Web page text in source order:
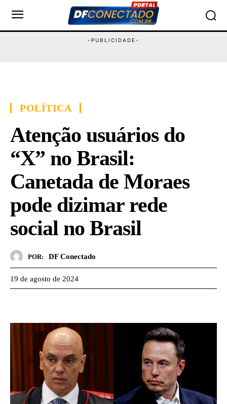
POLÍTICA
Atenção usuários do
“X” no Brasil:
Canetada de Moraes
pode dizimar rede
social no Brasil
POR: DF Conectado
19 de agosto de 2024